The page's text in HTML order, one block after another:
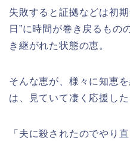
失敗すると証拠などは初
日”に時間が巻き戻るもの
き継がれた状態の恵。
そんな恵が、様々に知恵
は、見ていて凄く応援した
「夫に殺されたのでやり